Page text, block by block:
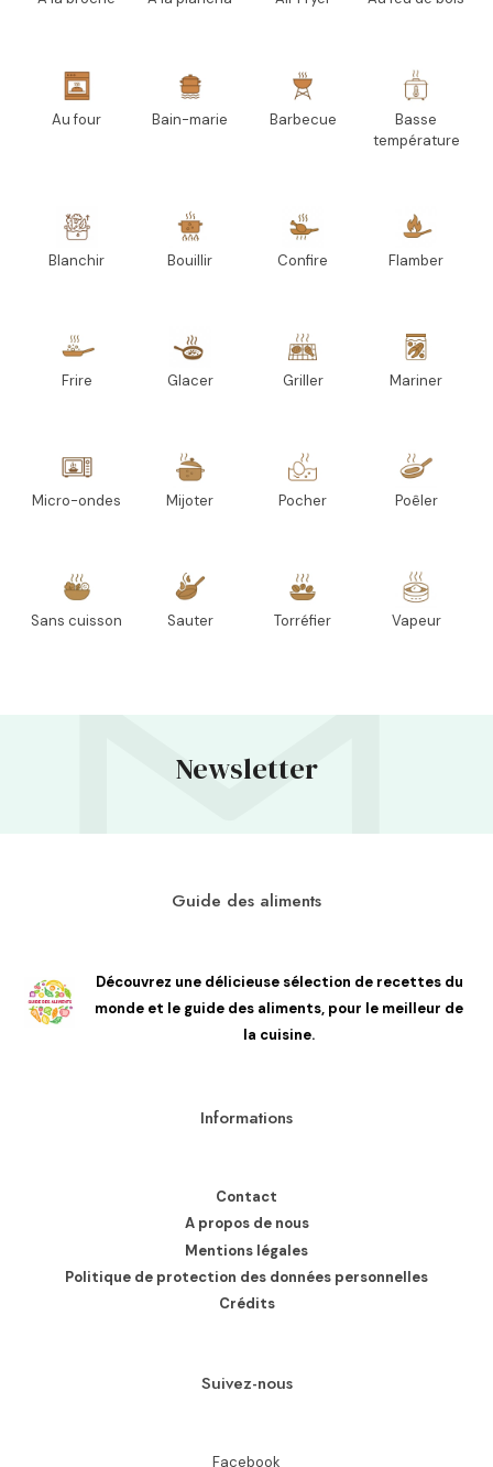
Au four Bain-marie Barbecue
Basse
température
Blanchir Bouillir Confire Flamber
Frire Glacer Griller Mariner
Micro-ondes Mijoter Pocher Poêler
Sans cuisson Sauter Torréfier Vapeur
Newsletter
Guide des aliments
Découvrez une délicieuse sélection de recettes du
monde et le guide des aliments, pour le meilleur de
la cuisine.
Informations
Contact
A propos de nous
Mentions légales
Politique de protection des données personnelles
Crédits
Suivez-nous
Facebook